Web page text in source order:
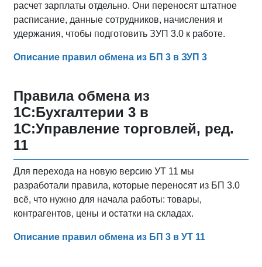
расчет зарплаты отдельно. Они переносят штатное
расписание, данные сотрудников, начисления и
удержания, чтобы подготовить ЗУП 3.0 к работе.
Описание правил обмена из БП 3 в ЗУП 3
Правила обмена из
1С:Бухгалтерии 3 в
1С:Управление торговлей, ред.
11
Для перехода на новую версию УТ 11 мы
разработали правила, которые переносят из БП 3.0
всё, что нужно для начала работы: товары,
контрагентов, цены и остатки на складах.
Описание правил обмена из БП 3 в УТ 11